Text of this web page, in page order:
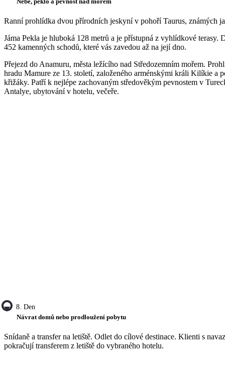
Ranní prohlídka dvou přírodních jeskyní v pohoří Taurus, známých
Jáma Pekla je hluboká 128 metrů a je přístupná z vyhlídkové terasy.
452 kamenných schodů, které vás zavedou až na její dno.
Přejezd do Anamuru, města ležícího nad Středozemním mořem.
hradu Mamure ze 13. století, založeného arménskými králi Kilíkie a
křižáky. Patří k nejlépe zachovaným středověkým pevnostem v
Antalye, ubytování v hotelu, večeře.
8. Den
Návrat domů nebo prodloužení pobytu
Snídaně a transfer na letiště. Odlet do cílové destinace. Klienti s
pokračují transferem z letiště do vybraného hotelu.